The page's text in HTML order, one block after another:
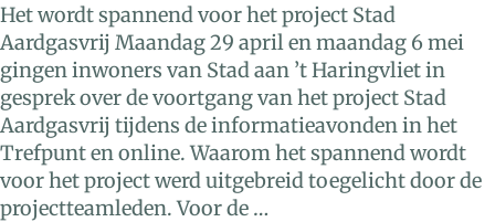
Het wordt spannend voor het project Stad
Aardgasvrij Maandag 29 april en maandag 6 mei
gingen inwoners van Stad aan ’t Haringvliet in
gesprek over de voortgang van het project Stad
Aardgasvrij tijdens de informatieavonden in het
Trefpunt en online. Waarom het spannend wordt
voor het project werd uitgebreid toegelicht door de
projectteamleden. Voor de …